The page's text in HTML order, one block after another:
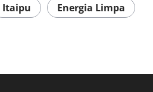
Itaipu Energia Limpa